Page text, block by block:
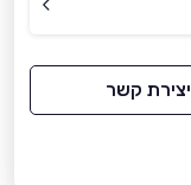
יצירת קשר